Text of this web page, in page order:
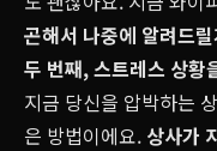
곤해서 나중에 알려드
두 번째, 스트레스 상황
지금 당신을 압박하는
은 방법이에요. 상사가